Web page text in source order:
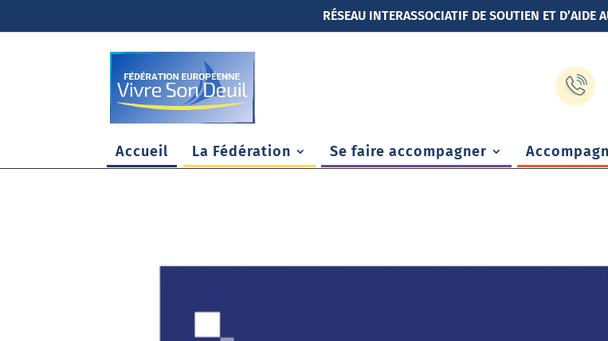
RÉSEAU INTERASSOCIATIF DE SOUTIEN ET D’AIDE
Accueil La Fédération Se faire accompagner